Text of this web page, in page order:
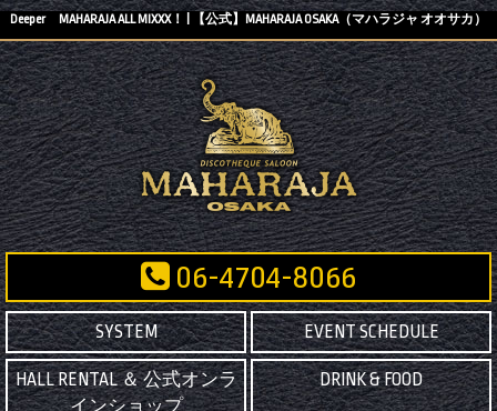
Deeper MAHARAJA ALL MIXXX！ | 【公式】MAHARAJA OSAKA（マハラジャ オオサカ）
06-4704-8066
SYSTEM EVENT SCHEDULE
HALL RENTAL ＆ 公式オンラ
インショップ
DRINK & FOOD